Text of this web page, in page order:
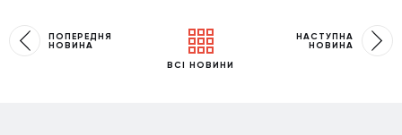
ПОПЕРЕДНЯ
НОВИНА
ВСІ НОВИНИ
НАСТУПНА
НОВИНА